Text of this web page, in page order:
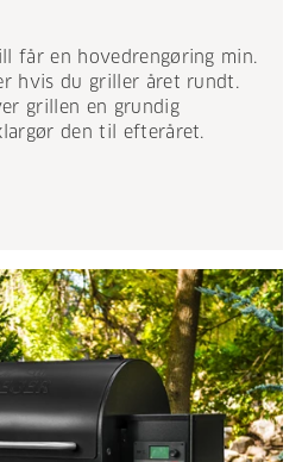
får en hovedrengøring min.
hvis du griller året rundt.
grillen en grundig
den til efteråret.